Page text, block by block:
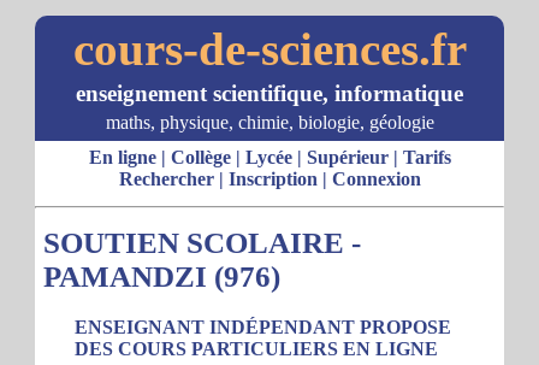
cours-de-sciences.fr
enseignement scientifique, informatique
maths, physique, chimie, biologie, géologie
En ligne| Collège| Lycée| Supérieur| Tarifs
Rechercher| Inscription | Connexion
SOUTIEN SCOLAIRE -
PAMANDZI (976)
ENSEIGNANT INDÉPENDANT PROPOSE
DES COURS PARTICULIERS EN LIGNE